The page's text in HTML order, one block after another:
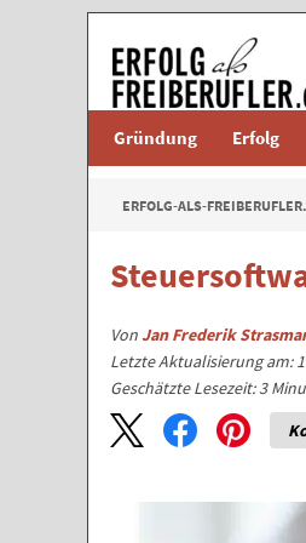
Gründung Erfolg
ERFOLG-ALS-
VonJan Frederik
Letzte Aktualisierung am:
Geschätzte Lesezeit:3